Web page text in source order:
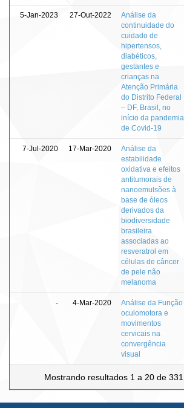
5-Jan-2023 27-Out-2022
Análise da
continuidade do
cuidado de
hipertensos,
diabéticos,
gestantes e
crianças na
Atenção Primária
do Distrito Federal
– DF, Brasil, no
início da pandemia
de Covid-19
7-Jul-2020 17-Mar-2020
Análise da
estabilidade
oxidativa e efeitos
antitumorais de
nanoemulsões à
base de óleos
derivados da
biodiversidade
brasileira
associadas ao
resveratrol em
células de câncer
de pele não
melanoma
- 4-Mar-2020
Análise da Função
oculomotora e
movimentos
cervicais na
convergência
visual
Mostrando resultados 1 a 20 de 331